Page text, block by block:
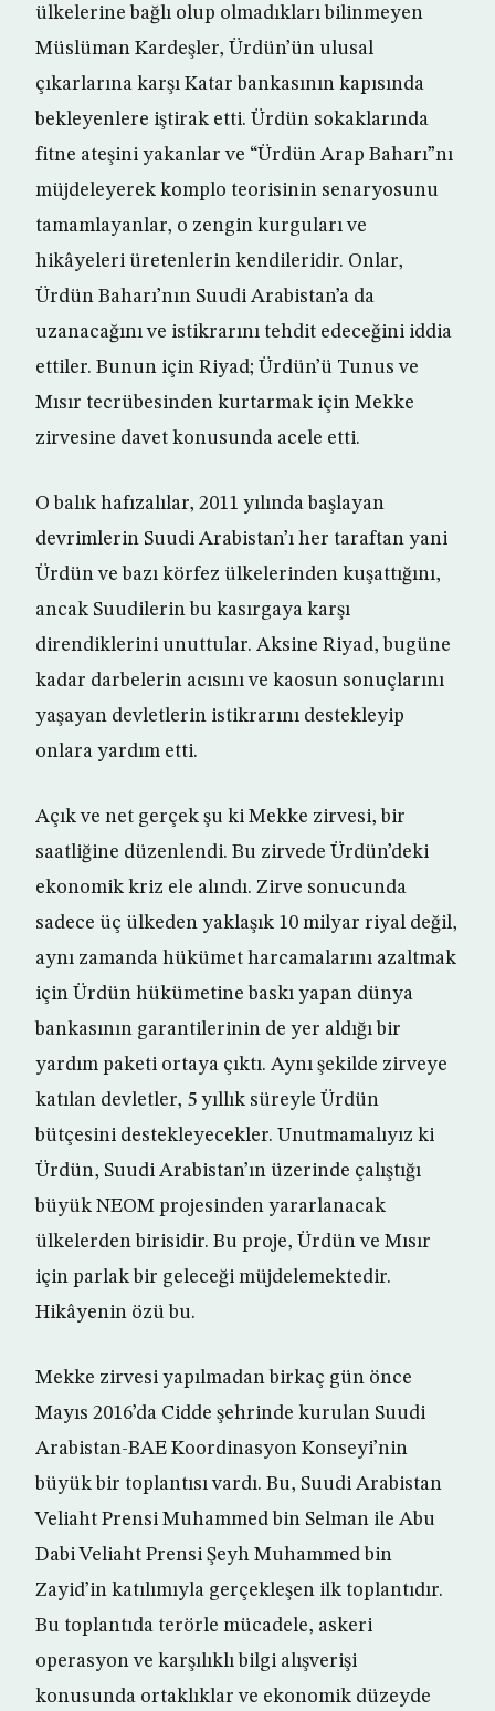
ülkelerine bağlı olup olmadıkları bilinmeyen
Müslüman Kardeşler, Ürdün’ün ulusal
çıkarlarına karşı Katar bankasının kapısında
bekleyenlere iştirak etti. Ürdün sokaklarında
fitne ateşini yakanlar ve “Ürdün Arap Baharı”nı
müjdeleyerek komplo teorisinin senaryosunu
tamamlayanlar, o zengin kurguları ve
hikâyeleri üretenlerin kendileridir. Onlar,
Ürdün Baharı’nın Suudi Arabistan’a da
uzanacağını ve istikrarını tehdit edeceğini iddia
ettiler. Bunun için Riyad; Ürdün’ü Tunus ve
Mısır tecrübesinden kurtarmak için Mekke
zirvesine davet konusunda acele etti.
O balık hafızalılar, 2011 yılında başlayan
devrimlerin Suudi Arabistan’ı her taraftan yani
Ürdün ve bazı körfez ülkelerinden kuşattığını,
ancak Suudilerin bu kasırgaya karşı
direndiklerini unuttular. Aksine Riyad, bugüne
kadar darbelerin acısını ve kaosun sonuçlarını
yaşayan devletlerin istikrarını destekleyip
onlara yardım etti.
Açık ve net gerçek şu ki Mekke zirvesi, bir
saatliğine düzenlendi. Bu zirvede Ürdün’deki
ekonomik kriz ele alındı. Zirve sonucunda
sadece üç ülkeden yaklaşık 10 milyar riyal değil,
aynı zamanda hükümet harcamalarını azaltmak
için Ürdün hükümetine baskı yapan dünya
bankasının garantilerinin de yer aldığı bir
yardım paketi ortaya çıktı. Aynı şekilde zirveye
katılan devletler, 5 yıllık süreyle Ürdün
bütçesini destekleyecekler. Unutmamalıyız ki
Ürdün, Suudi Arabistan’ın üzerinde çalıştığı
büyük NEOM projesinden yararlanacak
ülkelerden birisidir. Bu proje, Ürdün ve Mısır
için parlak bir geleceği müjdelemektedir.
Hikâyenin özü bu.
Mekke zirvesi yapılmadan birkaç gün önce
Mayıs 2016’da Cidde şehrinde kurulan Suudi
Arabistan-BAE Koordinasyon Konseyi’nin
büyük bir toplantısı vardı. Bu, Suudi Arabistan
Veliaht Prensi Muhammed bin Selman ile Abu
Dabi Veliaht Prensi Şeyh Muhammed bin
Zayid’in katılımıyla gerçekleşen ilk toplantıdır.
Bu toplantıda terörle mücadele, askeri
operasyon ve karşılıklı bilgi alışverişi
konusunda ortaklıklar ve ekonomik düzeyde